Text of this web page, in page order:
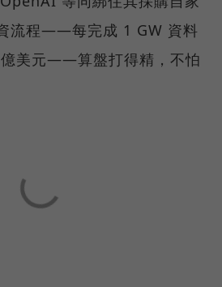
流程——每完成 1 GW 資料
美元——算盤打得精，不怕